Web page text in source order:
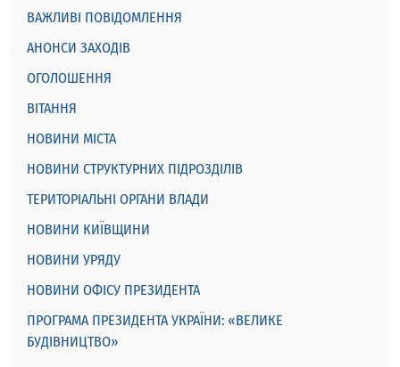
ВАЖЛИВІ ПОВІДОМЛЕННЯ
АНОНСИ ЗАХОДІВ
ОГОЛОШЕННЯ
ВІТАННЯ
НОВИНИ МІСТА
НОВИНИ СТРУКТУРНИХ ПІДРОЗДІЛІВ
ТЕРИТОРІАЛЬНІ ОРГАНИ ВЛАДИ
НОВИНИ КИЇВЩИНИ
НОВИНИ УРЯДУ
НОВИНИ ОФІСУ ПРЕЗИДЕНТА
ПРОГРАМА ПРЕЗИДЕНТА УКРАЇНИ: «ВЕЛИКЕ
БУДІВНИЦТВО»